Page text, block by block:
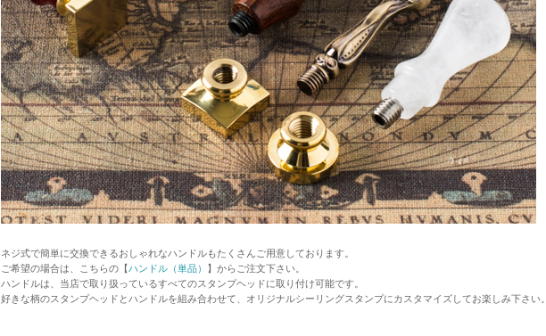
ネジ式で簡単に交換できるおしゃれなハンドルもたくさんご用意しております。
ご希望の場合は、こちらの【ハンドル（単品）
】からご注文下さい。
ハンドルは、当店で取り扱っているすべてのスタンプヘッドに取り付け可能です。
好きな柄のスタンプヘッドとハンドルを組み合わせて、オリジナルシーリングスタンプにカスタマイズしてお楽しみ下さい。